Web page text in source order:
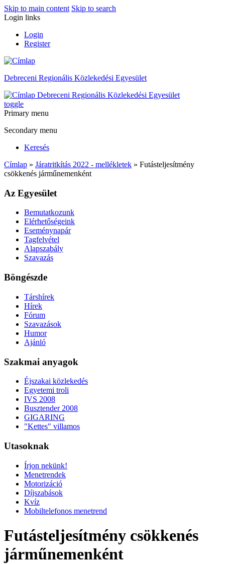
Skip to main content Skip to search
Login links
Login
Register
Debreceni Regionális Közlekedési Egyesület
Debreceni Regionális Közlekedési Egyesület
toggle
Primary menu
Secondary menu
Keresés
Címlap » Járatritkítás 2022 - mellékletek » Futásteljesítmény
csökkenés járműnemenként
Az Egyesület
Bemutatkozunk
Elérhetőségeink
Eseménynapár
Tagfelvétel
Alapszabály
Szavazás
Böngészde
Társhírek
Hírek
Fórum
Szavazások
Humor
Ajánló
Szakmai anyagok
Éjszakai közlekedés
Egyetemi troli
IVS 2008
Busztender 2008
GIGARING
"Kettes" villamos
Utasoknak
Írjon nekünk!
Menetrendek
Motorizáció
Díjszabások
Kvíz
Mobiltelefonos menetrend
Futásteljesítmény csökkenés
járműnemenként